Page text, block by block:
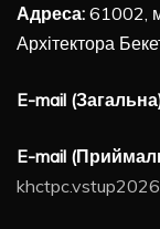
Адреса: 61002,
Архітектора
E-mail
E-mail